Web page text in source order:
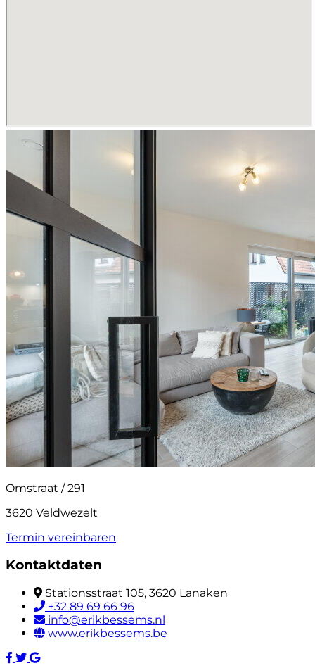
Omstraat / 291
3620 Veldwezelt
Termin vereinbaren
Kontaktdaten
Stationsstraat 105, 3620 Lanaken
+32 89 69 66 96
info@erikbessems.nl
www.erikbessems.be